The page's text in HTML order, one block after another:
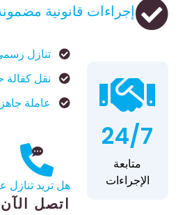
إجراءات قانونية
24/7
متابعة
الإجراءات
تنازل
نقل كفالة
عاملة
هل تريد تنازل
اتصل الآن: